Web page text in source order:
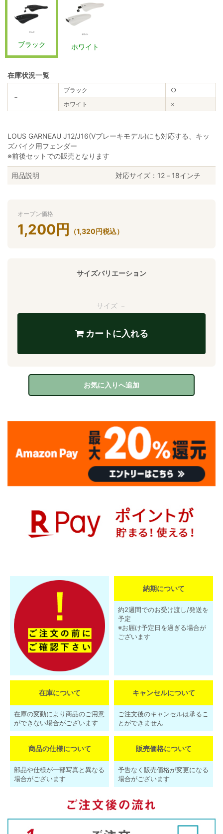
ブラック ホワイト
在庫状況一覧
－
ブラック
○
ホワイト
×
LOUS GARNEAU J12/J16(Vブレーキモデル)にも対応する、キッ
ズバイク用フェンダー
※前後セットでの販売となります
用品説明 対応サイズ：12－18インチ
オープン価格
1,200 円 （1,320円税込）
サイズバリエーション
サイズ －
カートに入れる
お気に入りへ追加
納期について
約2週間でのお受け渡し/発送を
予定
※お届け予定日を過ぎる場合が
ございます
在庫について
在庫の変動により商品のご用意
ができない場合がございます
キャンセルについて
ご注文後のキャンセルは承るこ
とができません
商品の仕様について
部品や仕様が一部写真と異なる
場合がございます
販売価格について
予告なく販売価格が変更になる
場合がございます